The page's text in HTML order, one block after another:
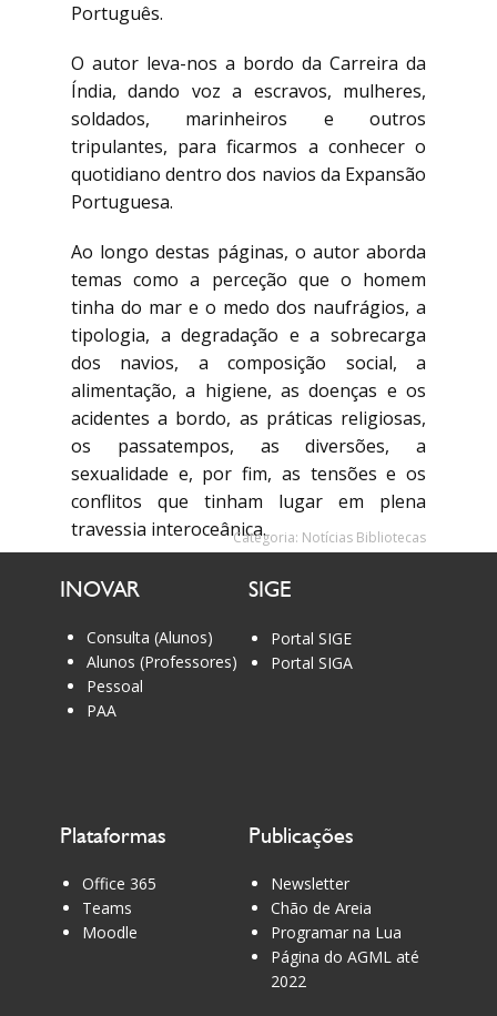
Português.
O autor leva-nos a bordo da Carreira da
Índia, dando voz a escravos, mulheres,
soldados, marinheiros e outros
tripulantes, para ficarmos a conhecer o
quotidiano dentro dos navios da Expansão
Portuguesa.
Ao longo destas páginas, o autor aborda
temas como a perceção que o homem
tinha do mar e o medo dos naufrágios, a
tipologia, a degradação e a sobrecarga
dos navios, a composição social, a
alimentação, a higiene, as doenças e os
acidentes a bordo, as práticas religiosas,
os passatempos, as diversões, a
sexualidade e, por fim, as tensões e os
conflitos que tinham lugar em plena
travessia interoceânica.
Uma viagem que durava cerca de seis
passageiros enfrentavam o medo de um
mar feroz, a morte e a incerteza de chegar
ao seu destino.
Categoria: Notícias Bibliotecas
INOVAR
Consulta (Alunos)
Alunos (Professores)
Pessoal
PAA
SIGE
Portal SIGE
Portal SIGA
Plataformas
Office 365
Teams
Moodle
Publicações
Newsletter
Chão de Areia
Programar na Lua
Página do AGML até
2022